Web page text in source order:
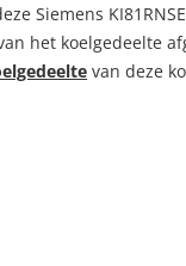
Siemens
het koelgedeelte
van deze